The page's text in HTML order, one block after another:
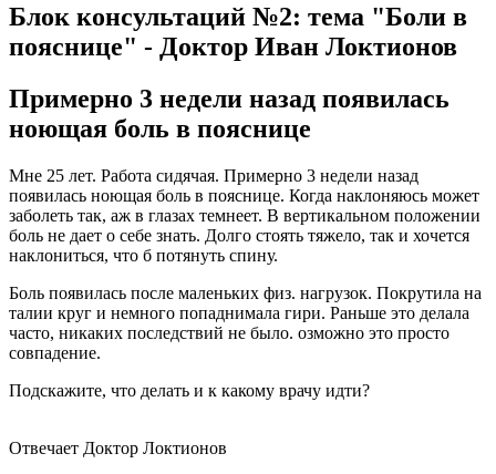
Блок консультаций №2: тема "Боли в
пояснице" - Доктор Иван Локтионов
Примерно 3 недели назад появилась
ноющая боль в пояснице
Мне 25 лет. Работа сидячая. Примерно 3 недели назад
появилась ноющая боль в пояснице. Когда наклоняюсь может
заболеть так, аж в глазах темнеет. В вертикальном положении
боль не дает о себе знать. Долго стоять тяжело, так и хочется
наклониться, что б потянуть спину.
Боль появилась после маленьких физ. нагрузок. Покрутила на
талии круг и немного попаднимала гири. Раньше это делала
часто, никаких последствий не было. озможно это просто
совпадение.
Подскажите, что делать и к какому врачу идти?
Отвечает Доктор Локтионов